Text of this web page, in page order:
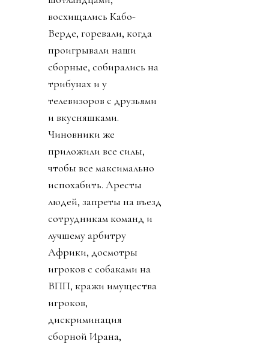
восхищались Кабо-
Верде, горевали, когда
проигрывали наши
сборные, собирались на
трибунах и у
телевизоров с друзьями
и вкусняшками.
Чиновники же
приложили все силы,
чтобы все максимально
испохабить. Аресты
людей, запреты на въезд
сотрудникам команд и
лучшему арбитру
Африки, досмотры
игроков с собаками на
ВПП, кражи имущества
игроков,
дискриминация
сборной Ирана,